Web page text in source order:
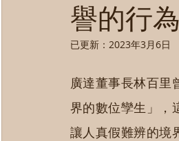
譽的行為
已更新： 2023年3月6日
廣達董事長林百里
界的數位孿生」，
讓人真假難辨的境